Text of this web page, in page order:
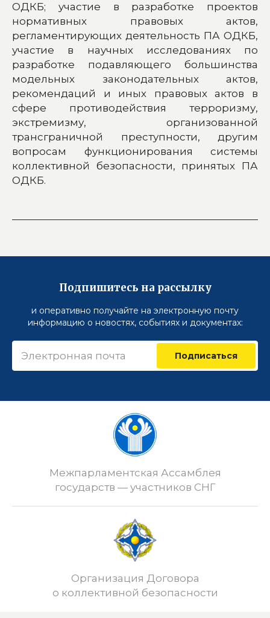
ОДКБ; участие в разработке проектов
нормативных правовых актов,
регламентирующих деятельность ПА ОДКБ,
участие в научных исследованиях по
разработке подавляющего большинства
модельных законодательных актов,
рекомендаций и иных правовых актов в
сфере противодействия терроризму,
экстремизму, организованной
трансграничной преступности, другим
вопросам функционирования системы
коллективной безопасности, принятых ПА
ОДКБ.
Подпишитесь на рассылку
и оперативно получайте на электронную почту
информацию о новостях, событиях и документах:
Подписаться
Межпарламентская Ассамблея
государств — участников СНГ
Организация Договора
о коллективной безопасности